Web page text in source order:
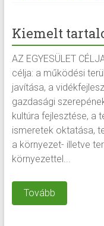
Kiemelt
AZ EGYESÜLET
célja: a működési
javítása, a
gazdasági
kultúra fejlesztése, a
ismeretek oktatása,
a környezet- illetve
környezettel...
Tovább